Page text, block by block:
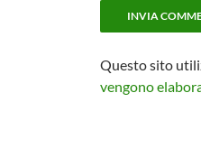
Questo sito
vengono